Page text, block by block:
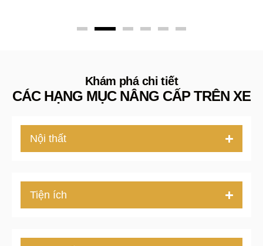
Khám phá chi tiết
CÁC HẠNG MỤC NÂNG CẤP TRÊN XE
Nội thất
Tiện ích